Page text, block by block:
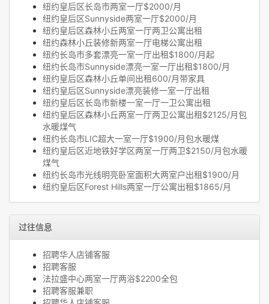
纽约皇后区长岛市两室一厅$2000/月
纽约皇后区Sunnyside两室一厅$2000/月
纽约皇后区森林小丘两室一厅两卫公寓出租
纽约森林小丘装修新两室一厅电梯公寓出租
纽约长岛市多套漂亮一室一厅出租$1800/月起
纽约长岛市Sunnyside漂亮一室一厅出租$1800/月
纽约皇后区森林小丘单间出租600/月带家具
纽约皇后区Sunnyside漂亮装修一室一厅出租
纽约皇后区长岛市新楼一室一厅一卫公寓出租
纽约皇后区森林小丘两室一厅两卫公寓出租$2125/月包
水暖煤气
纽约长岛市LIC超大一室一厅$1900/月包水暖煤
纽约皇后区近地铁好学区两室一厅两卫$2150/月包水暖
煤气
纽约长岛市光线明亮卧室面积大两室户出租$1900/月
纽约皇后区Forest Hills两室一厅公寓出租$1865/月
过往信息
招聘华人店铺客服
招聘客服
法拉盛中心两室一厅两浴$2200全包
招聘客服兼职